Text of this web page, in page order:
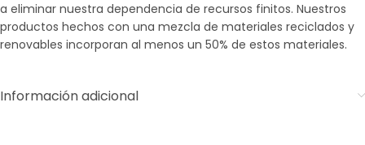
a eliminar nuestra dependencia de recursos finitos. Nuestros
productos hechos con una mezcla de materiales reciclados y
renovables incorporan al menos un 50% de estos materiales.
Información adicional